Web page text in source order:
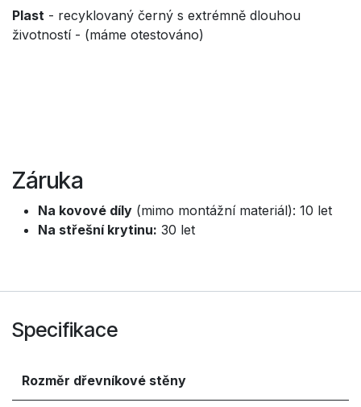
Plast - recyklovaný černý s extrémně dlouhou
životností - (máme otestováno)
Záruka
Na kovové díly (mimo montážní materiál): 10 let
Na střešní krytinu: 30 let
Specifikace
Rozměr dřevníkové stěny